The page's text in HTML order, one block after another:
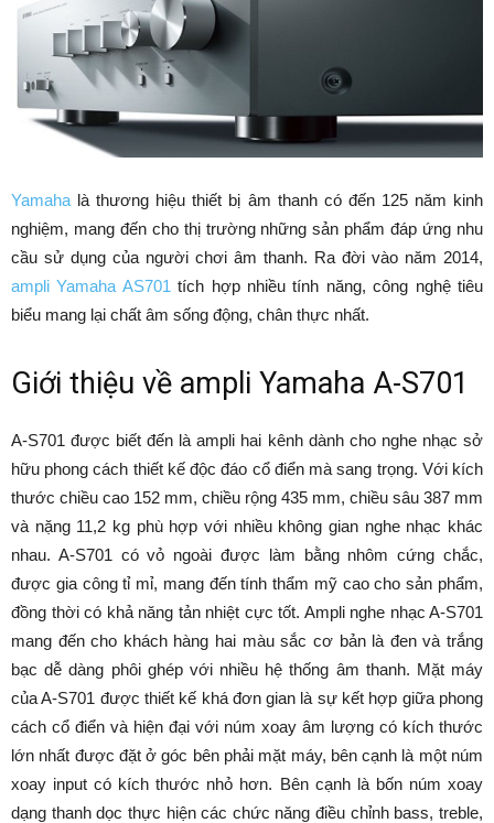
Yamaha là thương hiệu thiết bị âm thanh có đến 125 năm kinh
nghiệm, mang đến cho thị trường những sản phẩm đáp ứng nhu
cầu sử dụng của người chơi âm thanh. Ra đời vào năm 2014,
ampli Yamaha AS701 tích hợp nhiều tính năng, công nghệ tiêu
biểu mang lại chất âm sống động, chân thực nhất.
Giới thiệu về ampli Yamaha A-S701
A-S701 được biết đến là ampli hai kênh dành cho nghe nhạc sở
hữu phong cách thiết kế độc đáo cổ điển mà sang trọng. Với kích
thước chiều cao 152 mm, chiều rộng 435 mm, chiều sâu 387 mm
và nặng 11,2 kg phù hợp với nhiều không gian nghe nhạc khác
nhau. A-S701 có vỏ ngoài được làm bằng nhôm cứng chắc,
được gia công tỉ mỉ, mang đến tính thẩm mỹ cao cho sản phẩm,
đồng thời có khả năng tản nhiệt cực tốt. Ampli nghe nhạc A-S701
mang đến cho khách hàng hai màu sắc cơ bản là đen và trắng
bạc dễ dàng phôi ghép với nhiều hệ thống âm thanh. Mặt máy
của A-S701 được thiết kế khá đơn gian là sự kết hợp giữa phong
cách cổ điển và hiện đại với núm xoay âm lượng có kích thước
lớn nhất được đặt ở góc bên phải mặt máy, bên cạnh là một núm
xoay input có kích thước nhỏ hơn. Bên cạnh là bốn núm xoay
dạng thanh dọc thực hiện các chức năng điều chỉnh bass, treble,